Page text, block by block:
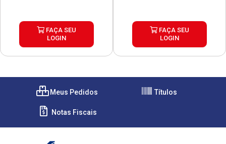
FAÇA SEU
LOGIN
FAÇA SEU
LOGIN
Meus Pedidos Títulos
Notas Fiscais